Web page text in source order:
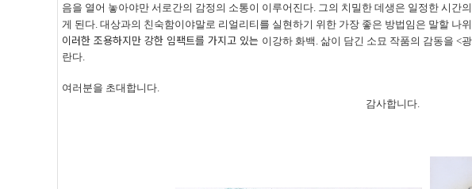
음을 열어 놓아야만 서로간의 감정의 소통이 이루어진다. 그의 치밀한 데생은 일정한 시간
게 된다. 대상과의 친숙함이야말로 리얼리티를 실현하기 위한 가장 좋은 방법임은 말할 나
이러한 조용하지만 강한 임팩트를 가지고 있는 이강하 화백. 삶이 담긴 소묘 작품의 감동을 <
란다.
여러분을 초대합니다.
감사합니다.